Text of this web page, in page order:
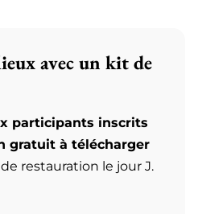
avec un kit de
participants inscrits
gratuit à télécharger
restauration le jour J.